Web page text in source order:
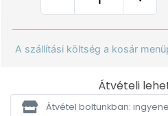
A szállítási költség a kosár
Átvételi
Átvétel boltunkban: